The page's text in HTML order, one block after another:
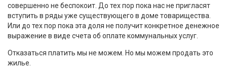
совершенно не беспокоит. До тех пор пока нас не пригласят
вступить в ряды уже существующего в доме товарищества.
Или до тех пор пока эта доля не получит конкретное денежное
выражение в виде счета об оплате коммунальных услуг.
Отказаться платить мы не можем. Но мы можем продать это
жилье.